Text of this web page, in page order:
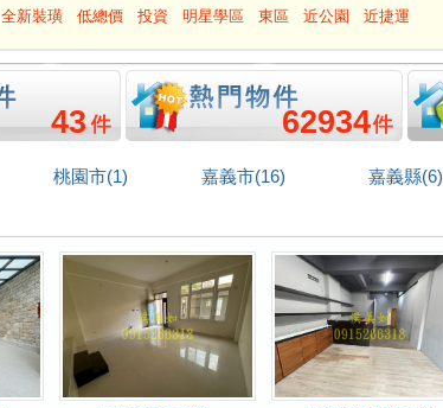
全新裝璜 低總價 投資 明星學區 東區 近公園 近捷運
43 62934
桃園市(1) 嘉義市(16) 嘉義縣(6)